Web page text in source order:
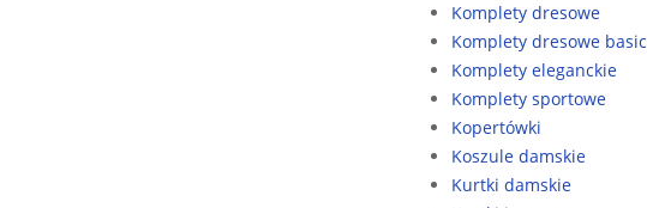
Komplety dresowe
Komplety dresowe basic
Komplety eleganckie
Komplety sportowe
Kopertówki
Koszule damskie
Kurtki damskie